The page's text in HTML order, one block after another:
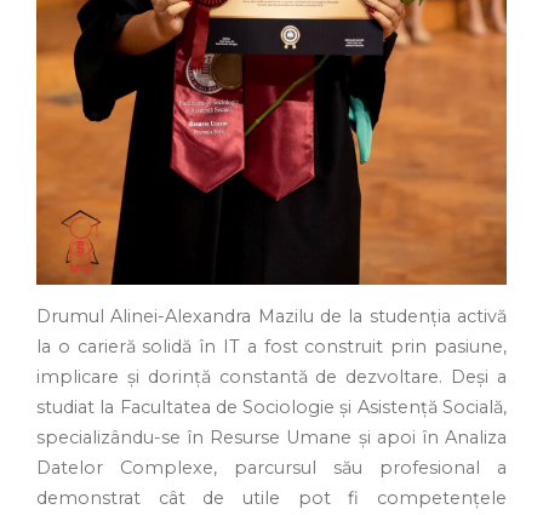
Drumul Alinei-Alexandra Mazilu de la studenția activă
la o carieră solidă în IT a fost construit prin pasiune,
implicare și dorință constantă de dezvoltare. Deși a
studiat la Facultatea de Sociologie și Asistență Socială,
specializându-se în Resurse Umane și apoi în Analiza
Datelor Complexe, parcursul său profesional a
demonstrat cât de utile pot fi competențele